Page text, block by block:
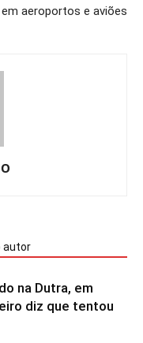
em aeroportos e aviões
autor
na Dutra, em
diz que tentou